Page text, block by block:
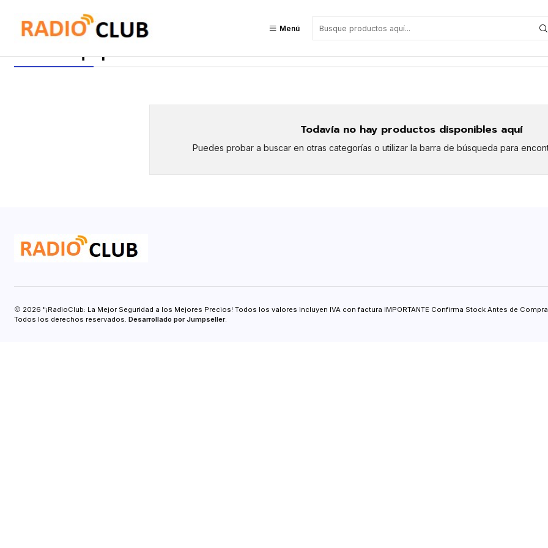
Menú
ICOM Equipos IP
ICOM Equipos IP
Todavía no hay productos disponibles aquí
Puedes probar a buscar en otras categorías o utilizar la barra de búsqueda para
2026 "¡RadioClub: La Mejor Seguridad a los Mejores Precios! Todos los valores incluyen IVA con factura IMPORTANTE Confirma Stock Antes de
Todos los derechos reservados. Desarrollado por Jumpseller.